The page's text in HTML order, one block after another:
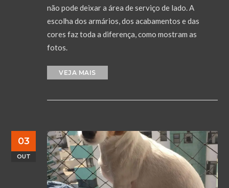
não pode deixar a área de serviço de lado. A
escolha dos armários, dos acabamentos e das
cores faz toda a diferença, como mostram as
fotos.
VEJA MAIS
03
OUT